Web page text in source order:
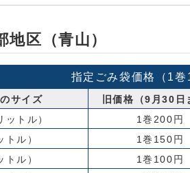
地区（青山）
指定ごみ袋価格（1巻
サイズ 旧価格（9月30日
ットル）
1巻200円
トル）
1巻150円
トル）
1巻100円